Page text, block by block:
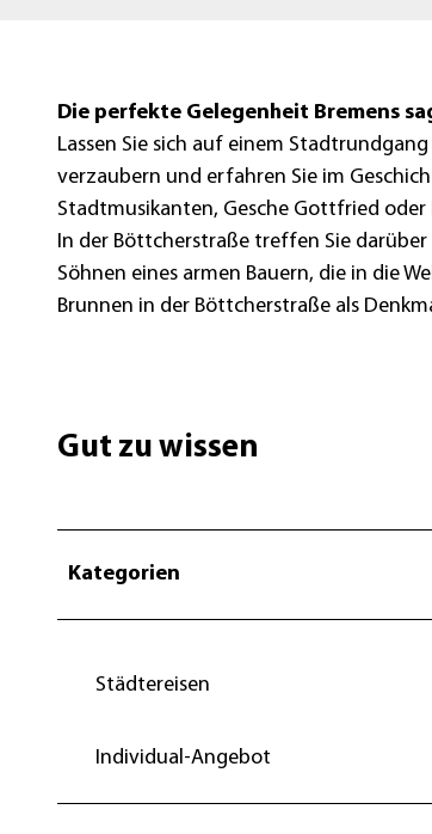
Die perfekte Gelegenheit Bremens
Lassen Sie sich auf einem
verzaubern und erfahren Sie im
Stadtmusikanten, Gesche Gottfried oder
In der Böttcherstraße treffen Sie
Söhnen eines armen Bauern, die in die
Brunnen in der Böttcherstraße als
Gut zu wissen
Kategorien
Städtereisen
Individual-Angebot